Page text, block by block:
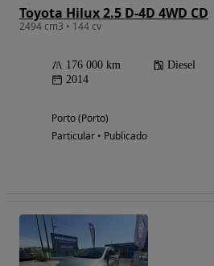
Toyota Hilux 2.5 D-4D 4WD CD
2494 cm3 • 144 cv
176 000 km Diesel
2014
Porto (Porto)
Particular • Publicado